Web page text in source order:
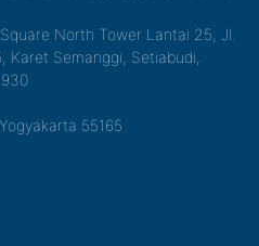
North Tower Lantai 25, Jl.
Karet Semanggi, Setiabudi,
55165